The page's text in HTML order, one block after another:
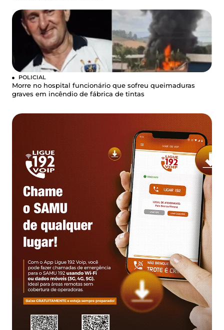
POLICIAL
Morre no hospital funcionário que sofreu queimaduras
graves em incêndio de fábrica de tintas